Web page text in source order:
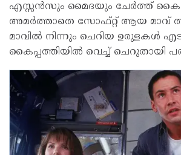
എസ്സൻസും മൈദയും ചേർത്ത്
അമർത്താതെ സോഫ്റ്റ് ആയ മാവ്
മാവിൽ നിന്നും ചെറിയ ഉരുളകൾ
കൈപ്പത്തിയിൽ വെച്ച് ചെറുതായി